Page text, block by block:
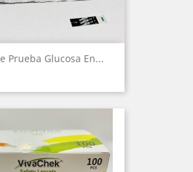
Prueba Glucosa En...